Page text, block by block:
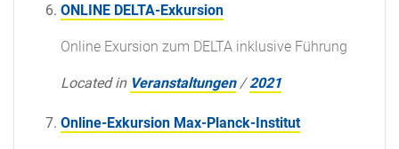
ONLINE DELTA-Exkursion
Online Exursion zum DELTA inklusive Führung
Located in Veranstaltungen /2021
Online-Exkursion Max-Planck-Institut